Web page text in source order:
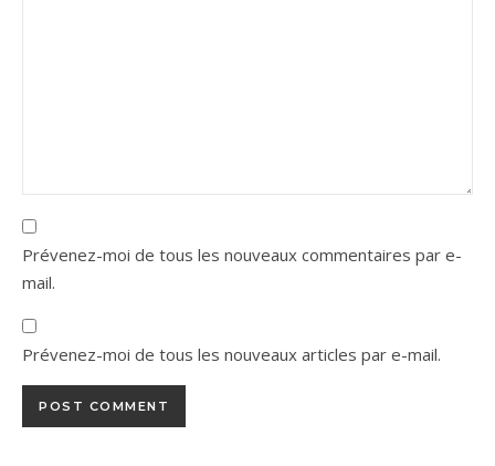
Prévenez-moi de tous les nouveaux commentaires par e-
mail.
Prévenez-moi de tous les nouveaux articles par e-mail.